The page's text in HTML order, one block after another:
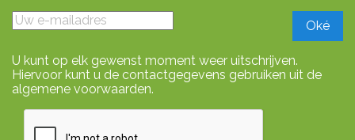
U kunt op elk gewenst moment weer uitschrijven.
Hiervoor kunt u de contactgegevens gebruiken uit de
algemene voorwaarden.